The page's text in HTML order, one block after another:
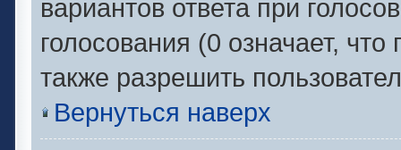
вариантов ответа при
голосования (0 означает,
также разрешить
Вернуться наверх